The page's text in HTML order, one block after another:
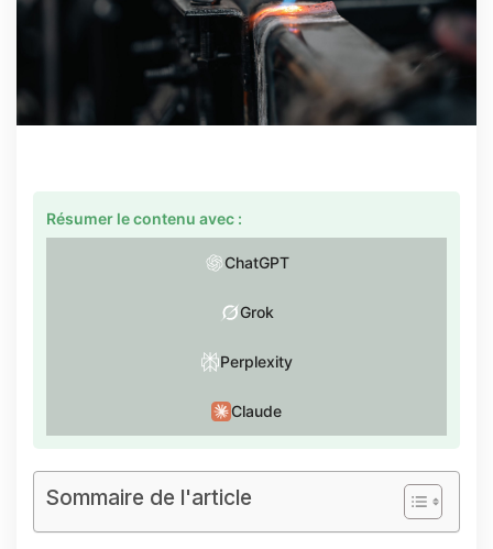
Résumer le contenu avec :
ChatGPT
Grok
Perplexity
Claude
Sommaire de l'article